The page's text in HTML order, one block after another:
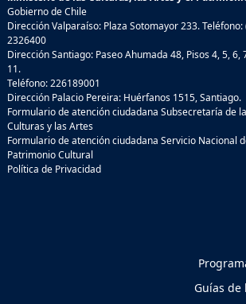
Gobierno de Chile
Dirección Valparaíso: Plaza Sotomayor 233. Teléfono:
2326400
Dirección Santiago: Paseo Ahumada 48, Pisos 4, 5, 6,
11.
Teléfono: 226189001
Dirección Palacio Pereira: Huérfanos 1515, Santiago.
Formulario de atención ciudadana Subsecretaría de
Culturas y las Artes
Formulario de atención ciudadana Servicio Nacional
Patrimonio Cultural
Política de Privacidad
Guías